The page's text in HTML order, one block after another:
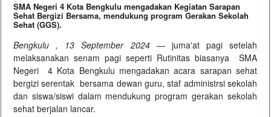
SMA Negeri 4 Kota Bengkulu mengadakan Kegiatan Sarapan
Sehat Bergizi Bersama, mendukung program Gerakan Sekolah
Sehat (GGS).
Bengkulu , 13 September 2024— juma'at pagi setelah
melaksanakan senam pagi seperti Rutinitas biasanya SMA
Negeri 4 Kota Bengkulu mengadakan acara sarapan sehat
bergizi serentak bersama dewan guru, staf administrsi sekolah
dan siswa/siswi dalam mendukung program gerakan sekolah
sehat berjalan lancar.